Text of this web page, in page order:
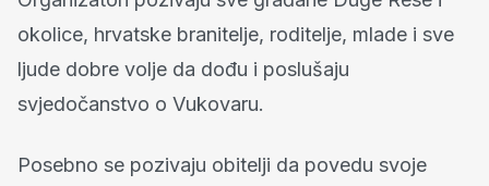
okolice, hrvatske branitelje, roditelje, mlade i sve
ljude dobre volje da dođu i poslušaju
svjedočanstvo o Vukovaru.
Posebno se pozivaju obitelji da povedu svoje